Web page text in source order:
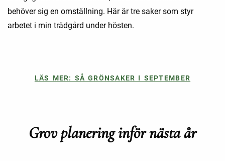
behöver sig en omställning. Här är tre saker som styr
arbetet i min trädgård under hösten.
LÄS MER: SÅ GRÖNSAKER I SEPTEMBER
Grov planering inför nästa år